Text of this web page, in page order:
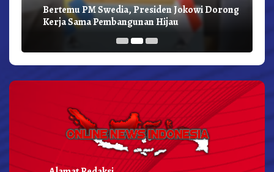
Bertemu PM Swedia, Presiden Jokowi Dorong
Kerja Sama Pembangunan Hijau